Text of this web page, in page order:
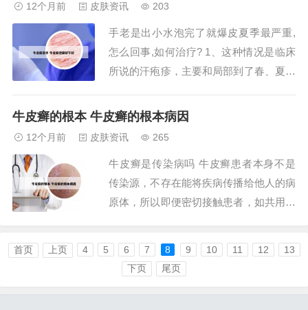
体发炎可以诱发银屑病发疹。遗传因素：
遗传在银屑病的发...
12个月前 皮肤资讯 203
手老是出小水泡完了就爆皮夏季最严重,
怎么回事,如何治疗? 1、这种情况是临床
所说的汗疱疹，主要和局部到了春、夏季
度出现轻微堵塞，使得增加的汗液不能及
膏局部涂抹。湿疹是由多种内外因素引起
的瘙痒剧烈...
牛皮癣的根本 牛皮癣的根本病因
12个月前 皮肤资讯 265
牛皮癣是传染病吗 牛皮癣患者本身不是
传染源，不存在能将疾病传播给他人的病
原体，所以即便密切接触患者，如共用毛
牛皮癣。与真菌感染的区别：银屑病虽然
被称为“牛皮癣”，但它并不是真正意义上
的癣。大多数癣是由真菌感染引起，具有
首页 上页 4 5 6 7 8 9 10 11 12
13
下页
尾页